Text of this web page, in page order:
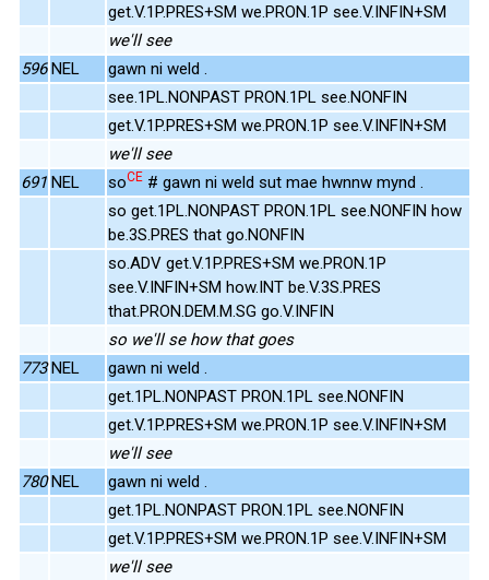
get.V.1P.PRES+SM we.PRON.1P see.V.INFIN+SM
we'll see
596 NEL
gawn ni weld .
see.1PL.NONPAST PRON.1PL see.NONFIN
get.V.1P.PRES+SM we.PRON.1P see.V.INFIN+SM
we'll see
691 NEL soCE # gawn ni weld sut mae hwnnw mynd .
so get.1PL.NONPAST PRON.1PL see.NONFIN how
be.3S.PRES that go.NONFIN
so.ADV get.V.1P.PRES+SM we.PRON.1P
see.V.INFIN+SM how.INT be.V.3S.PRES
that.PRON.DEM.M.SG go.V.INFIN
so we'll se how that goes
773 NEL
gawn ni weld .
get.1PL.NONPAST PRON.1PL see.NONFIN
get.V.1P.PRES+SM we.PRON.1P see.V.INFIN+SM
we'll see
780 NEL
gawn ni weld .
get.1PL.NONPAST PRON.1PL see.NONFIN
get.V.1P.PRES+SM we.PRON.1P see.V.INFIN+SM
we'll see